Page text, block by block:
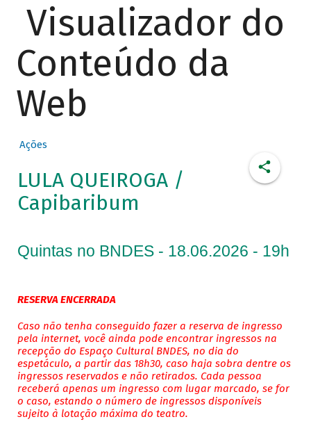
Visualizador do
Conteúdo da
Web
Ações
LULA QUEIROGA /
Capibaribum
Quintas no BNDES - 18.06.2026 - 19h
RESERVA ENCERRADA
Caso não tenha conseguido fazer a reserva de ingresso
pela internet, você ainda pode encontrar ingressos na
recepção do Espaço Cultural BNDES, no dia do
espetáculo, a partir das 18h30, caso haja sobra dentre os
ingressos reservados e não retirados. Cada pessoa
receberá apenas um ingresso com lugar marcado, se for
o caso, estando o número de ingressos disponíveis
sujeito à lotação máxima do teatro.